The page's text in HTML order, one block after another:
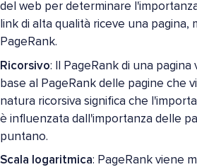
del web per determinare
link di alta qualità riceve una pagina,
PageRank.
Ricorsivo: Il PageRank di una pagina
base al PageRank delle pagine che
natura ricorsiva significa che
è influenzata dall'importanza delle
puntano.
Scala logaritmica: PageRank viene